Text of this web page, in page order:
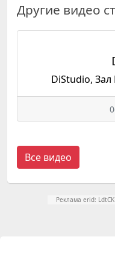
Другие видео
DiStudio,
Все видео
Реклама erid: